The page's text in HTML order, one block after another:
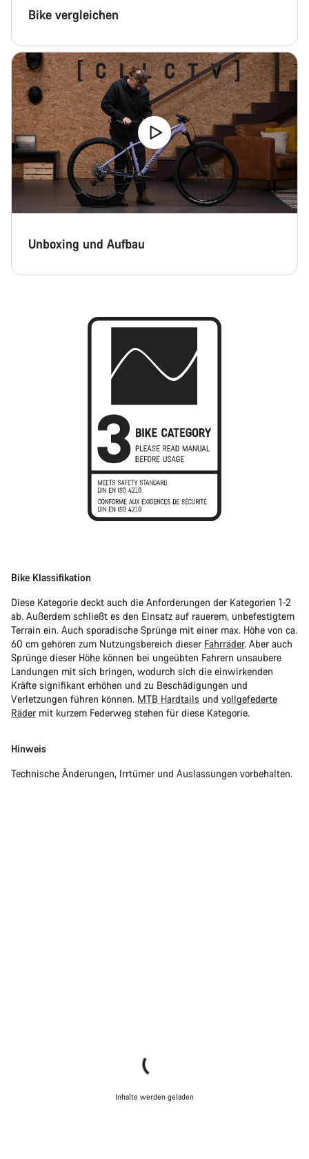
Bike vergleichen
Unboxing und Aufbau
Bike Klassifikation
Diese Kategorie deckt auch die Anforderungen der Kategorien 1-2
ab. Außerdem schließt es den Einsatz auf rauerem, unbefestigtem
Terrain ein. Auch sporadische Sprünge mit einer max. Höhe von ca.
60 cm gehören zum Nutzungsbereich dieser Fahrräder. Aber auch
Sprünge dieser Höhe können bei ungeübten Fahrern unsaubere
Landungen mit sich bringen, wodurch sich die einwirkenden
Kräfte signifikant erhöhen und zu Beschädigungen und
Verletzungen führen können. MTB Hardtails und vollgefederte
Rädermit kurzem Federweg stehen für diese Kategorie.
Hinweis
Technische Änderungen, Irrtümer und Auslassungen vorbehalten.
Inhalte werden geladen